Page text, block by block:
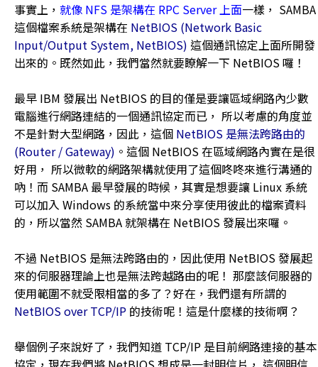
事實上， 就像 NFS 是架構在 RPC Server 上面一樣， SAMBA
這個檔案系統是架構在 NetBIOS (Network Basic
Input/Output System, NetBIOS) 這個通訊協定上面所開發
出來的。既然如此，我們當然就要瞭解一下 NetBIOS 囉！
最早 IBM 發展出 NetBIOS 的目的僅是要讓區域網路內少數
電腦進行網路連結的一個通訊協定而已， 所以考慮的角度並
不是針對大型網路，因此，這個 NetBIOS 是無法跨路由的
(Router / Gateway) 。這個 NetBIOS 在區域網路內實在是很
好用， 所以微軟的網路架構就使用了這個咚咚來進行溝通的
吶！而 SAMBA 最早發展的時候，其實是想要讓 Linux 系統
可以加入 Windows 的系統當中來分享使用彼此的檔案資料
的，所以當然 SAMBA 就架構在 NetBIOS 發展出來囉。
不過 NetBIOS 是無法跨路由的，因此使用 NetBIOS 發展起
來的伺服器理論上也是無法跨越路由的呢！ 那麼該伺服器的
使用範圍不就受限相當的多了？好在，我們還有所謂的
NetBIOS over TCP/IP 的技術呢！這是什麼樣的技術啊？
舉個例子來說好了，我們知道 TCP/IP 是目前網路連接的基本